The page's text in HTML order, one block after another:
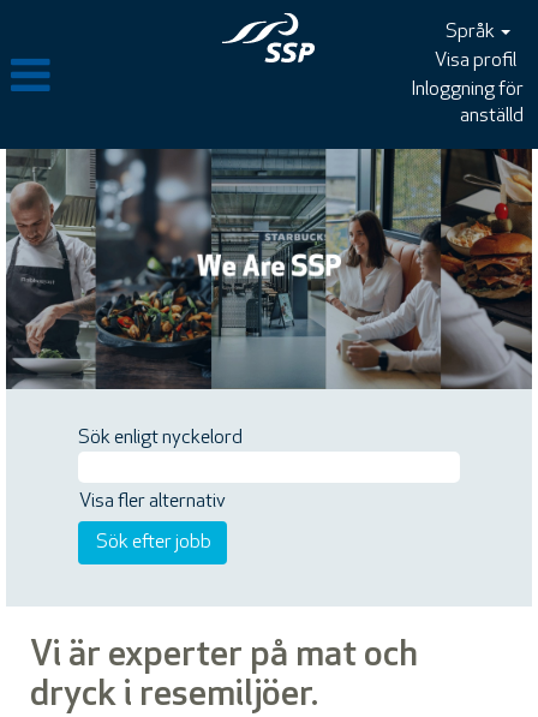
Språk
Visa profil
Inloggning för
anställd
Sök enligt nyckelord
Visa fler alternativ
Vi är experter på mat och
dryck i resemiljöer.